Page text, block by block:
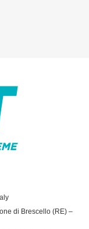
di Brescello (RE) –